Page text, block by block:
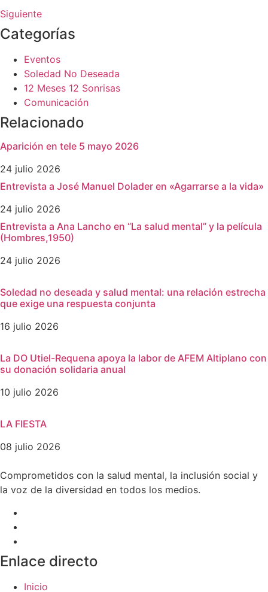
Siguiente
Categorías
Eventos
Soledad No Deseada
12 Meses 12 Sonrisas
Comunicación
Relacionado
Aparición en tele 5 mayo 2026
24 julio 2026
Entrevista a José Manuel Dolader en «Agarrarse a la vida»
24 julio 2026
Entrevista a Ana Lancho en “La salud mental” y la película
(Hombres,1950)
24 julio 2026
Soledad no deseada y salud mental: una relación estrecha
que exige una respuesta conjunta
16 julio 2026
La DO Utiel-Requena apoya la labor de AFEM Altiplano con
su donación solidaria anual
10 julio 2026
LA FIESTA
08 julio 2026
Comprometidos con la salud mental, la inclusión social y
la voz de la diversidad en todos los medios.
Enlace directo
Inicio